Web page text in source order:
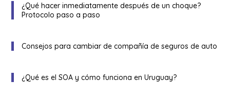
¿Qué hacer inmediatamente después de un choque?
Protocolo paso a paso
Consejos para cambiar de compañía de seguros de auto
¿Qué es el SOA y cómo funciona en Uruguay?